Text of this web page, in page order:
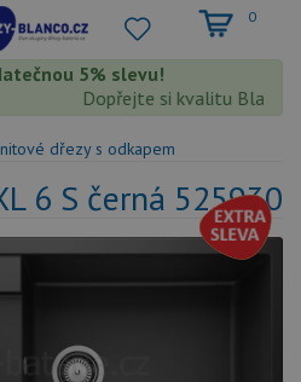
0
5% slevu!
Dopřejte si kvalitu Blanco s
dřezy s odkapem
6 S černá 525930